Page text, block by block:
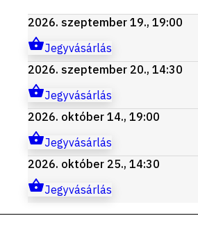
2026. szeptember 19., 19:00
Jegyvásárlás
2026. szeptember 20., 14:30
Jegyvásárlás
2026. október 14., 19:00
Jegyvásárlás
2026. október 25., 14:30
Jegyvásárlás